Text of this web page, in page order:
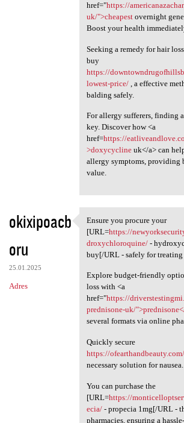
href="https://
uk/">cheapestovernight
Boost your health
Seeking a remedy for hair
buy
https://
lowest-price/, a effective
balding safely.
For allergy sufferers, finding
key. Discover how <a
href=https://
>doxycyclineuk</a> can
allergy symptoms, providing
value.
okixipoacb
oru
25.01.2025
Adres
Ensure you procure
Ensure you procure your
[URL=https://
droxychloroquine/-
buy[/URL - safely for
Explore budget-friendly
loss with <a
href="https://
prednisone-uk/
several formats via online
Quickly secure
https://
necessary solution for nausea.
You can purchase the
[URL=https://
ecia/- propecia 1mg[/URL -
pharmacies, ensuring a